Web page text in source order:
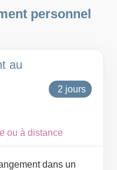
personnel
au
2 jours
ou à distance
dans un